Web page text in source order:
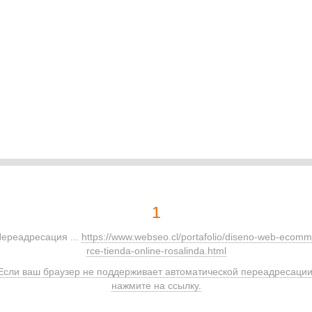
1
... https://www.webseo.cl/portafolio/diseno-web-
rce-tienda-online-rosalinda.html
ваш браузер не поддерживает автоматической
нажмите на ссылку.